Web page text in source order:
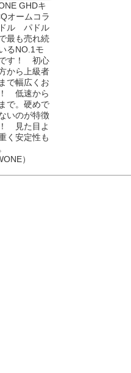
GHDキ
オームコラ
ル パドル
最も売れ続
るNO.1モ
す！ 初心
から上級者
で幅広くお
低速から
で。硬めで
いのが特徴
見た目よ
く安定性も
）